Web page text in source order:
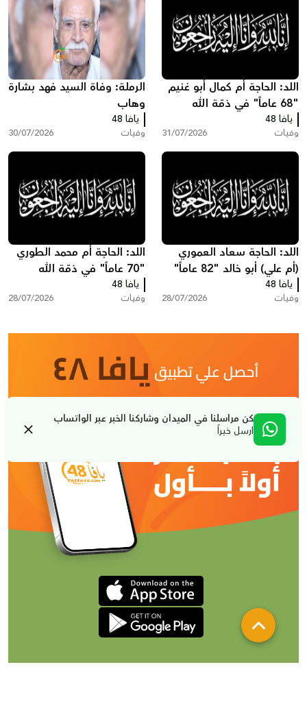
كن مراسلنا في الميدان وشاركنا الخبر عبر الواتساب
ارسل خبراً
اللد: الحاجة أم كمال أبو غنيم
"68 عاماً" في ذمّة الله
يافا 48
وفيات 31/07/2026
الرملة: وفاة السيد فهد بشارة
وهاب
يافا 48
وفيات 30/07/2026
اللد: الحاجة سعاد العموري
(أم علي) أبو خالد "82 عاماً"
في ذمّة الله
يافا 48
وفيات 28/07/2026
اللد: الحاجة أم محمد الطوري
"70 عاماً" في ذمّة الله
يافا 48
وفيات 28/07/2026